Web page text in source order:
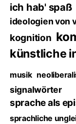
ich hab' spaß
ideologien von
kognition
künstliche
musik
signalwörter
sprache als
sprachliche